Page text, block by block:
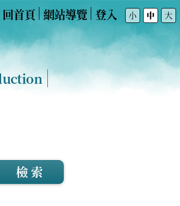
回首頁 網站導覽 登入 小 中 大
檢 索